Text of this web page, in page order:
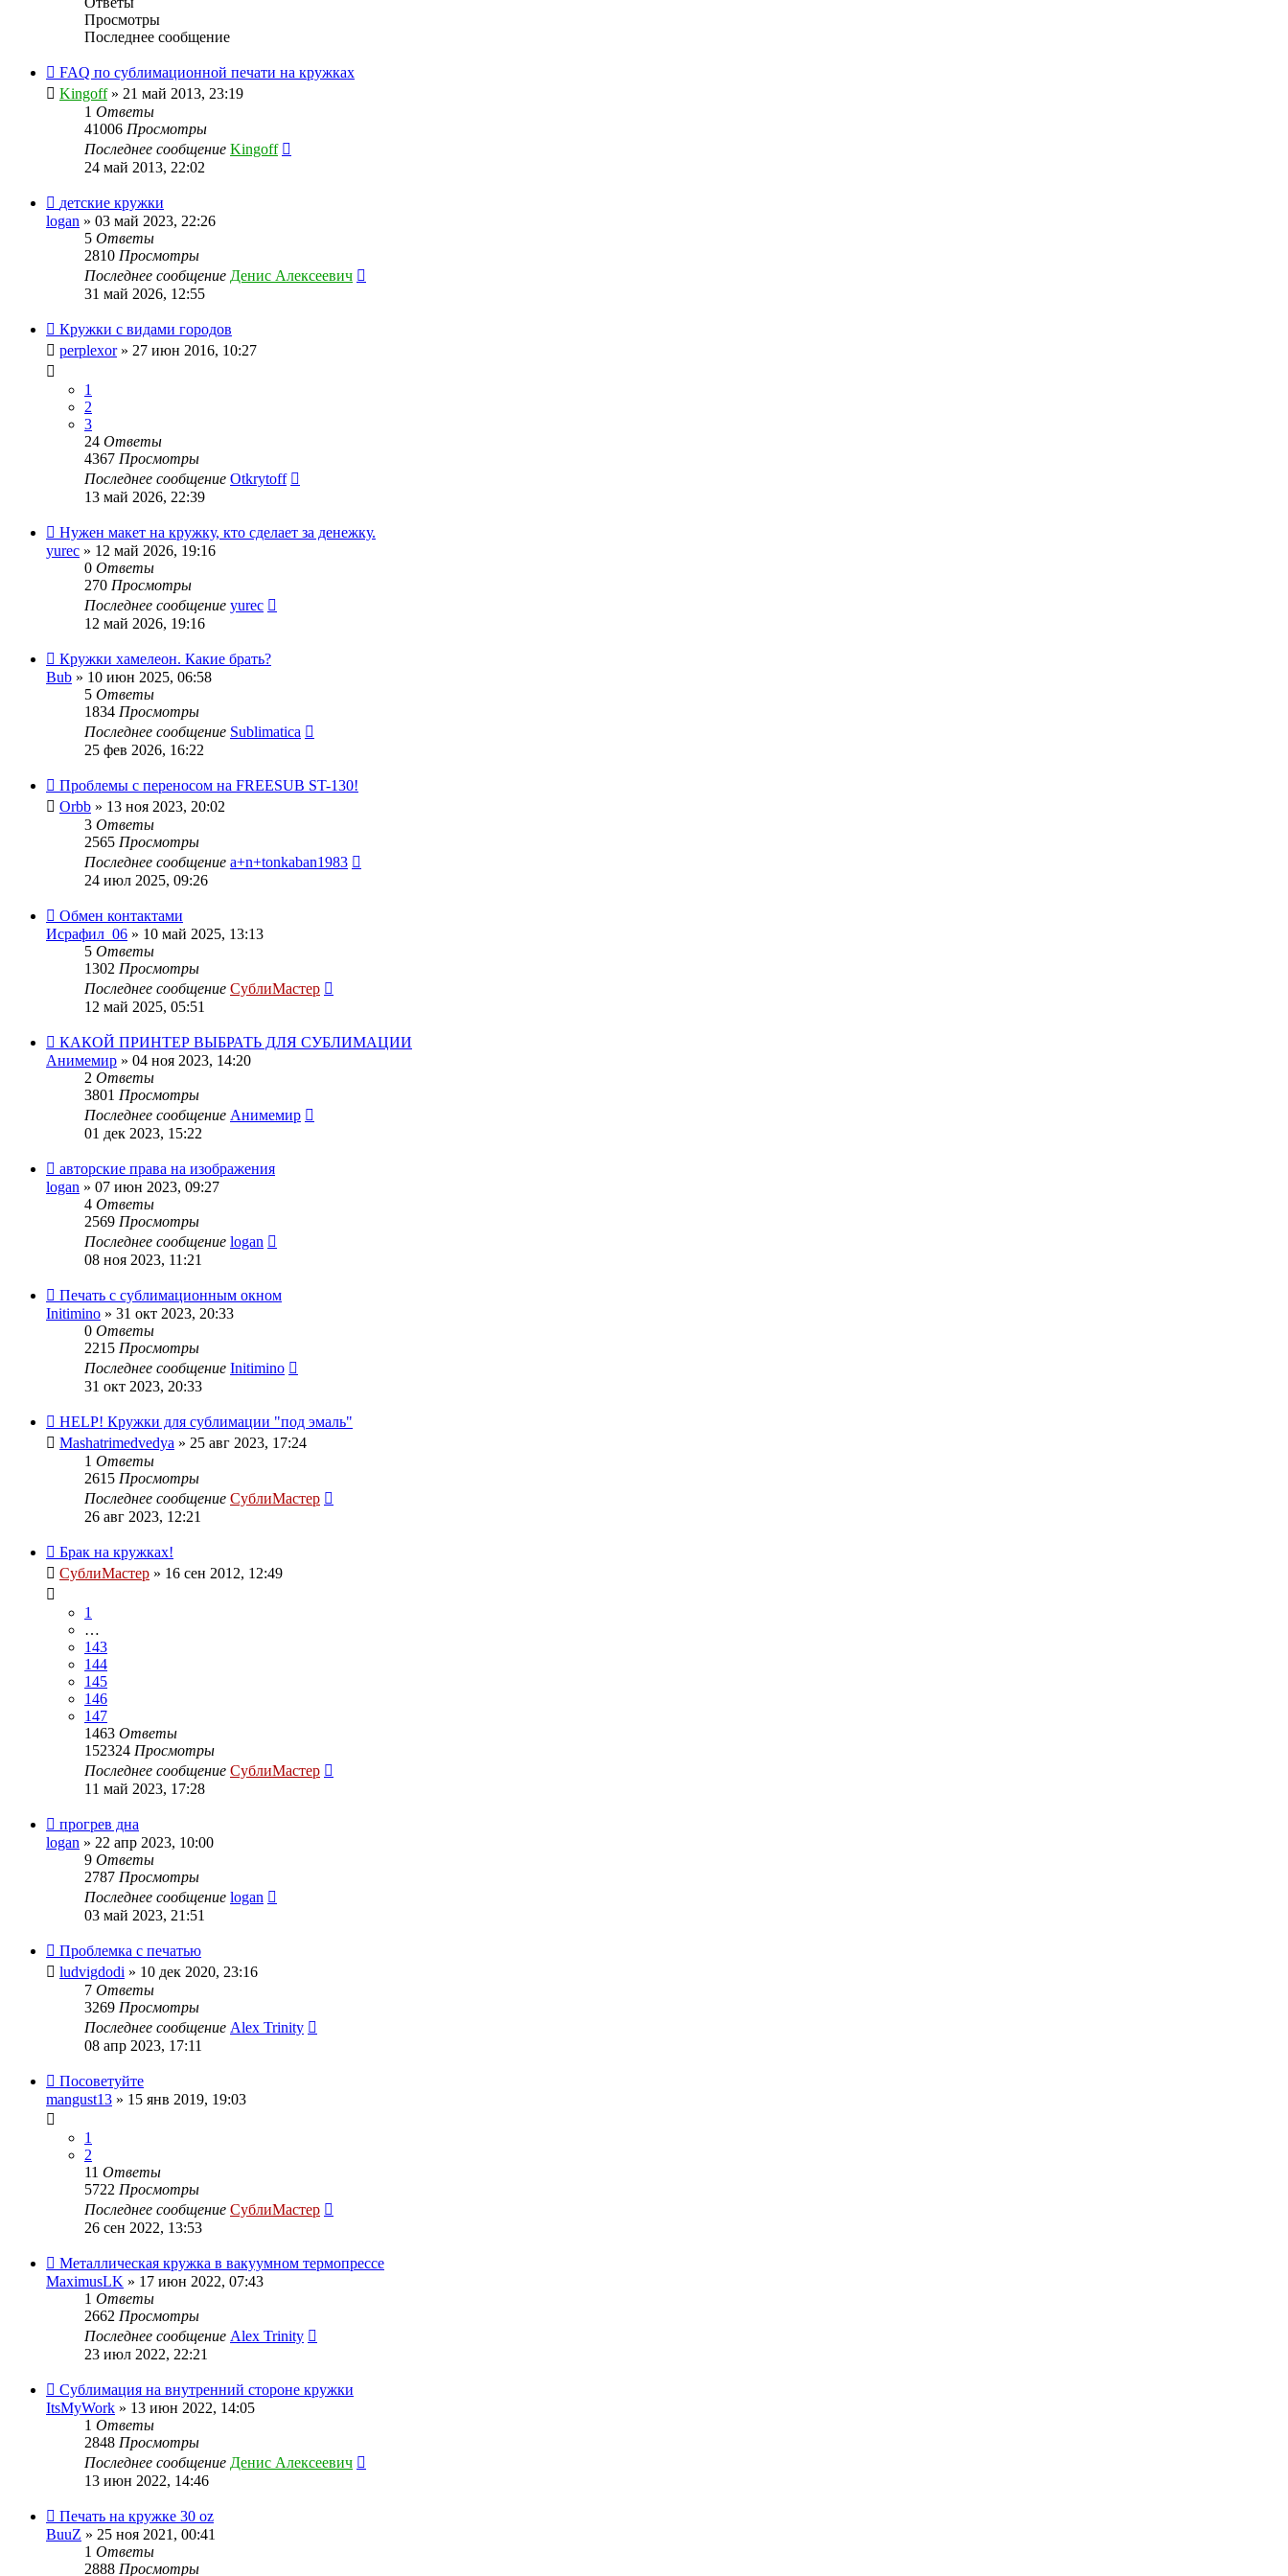
Просмотры
Последнее сообщение
FAQ по сублимационной печати на кружках
Kingoff» 21 май 2013, 23:19
1 Ответы
41006 Просмотры
Последнее сообщение Kingoff
24 май 2013, 22:02
детские кружки
logan » 03 май 2023, 22:26
5 Ответы
2810 Просмотры
Последнее сообщение Денис Алексеевич
31 май 2026, 12:55
Кружки с видами городов
perplexor» 27 июн 2016, 10:27
1
2
3
24 Ответы
4367 Просмотры
Последнее сообщение Otkrytoff
13 май 2026, 22:39
Нужен макет на кружку, кто сделает за денежку.
yurec » 12 май 2026, 19:16
0 Ответы
270 Просмотры
Последнее сообщение yurec
12 май 2026, 19:16
Кружки хамелеон. Какие брать?
Bub » 10 июн 2025, 06:58
5 Ответы
1834 Просмотры
Последнее сообщение Sublimatica
25 фев 2026, 16:22
Проблемы с переносом на FREESUB ST-130!
Orbb » 13 ноя 2023, 20:02
3 Ответы
2565 Просмотры
Последнее сообщение a+n+tonkaban1983
24 июл 2025, 09:26
Обмен контактами
Исрафил_06 » 10 май 2025, 13:13
5 Ответы
1302 Просмотры
Последнее сообщение СублиМастер
12 май 2025, 05:51
КАКОЙ ПРИНТЕР ВЫБРАТЬ ДЛЯ СУБЛИМАЦИИ
Анимемир » 04 ноя 2023, 14:20
2 Ответы
3801 Просмотры
Последнее сообщение Анимемир
01 дек 2023, 15:22
авторские права на изображения
logan » 07 июн 2023, 09:27
4 Ответы
2569 Просмотры
Последнее сообщение logan
08 ноя 2023, 11:21
Печать с сублимационным окном
Initimino » 31 окт 2023, 20:33
0 Ответы
2215 Просмотры
Последнее сообщение Initimino
31 окт 2023, 20:33
HELP! Кружки для сублимации "под эмаль"
Mashatrimedvedya » 25 авг 2023, 17:24
1 Ответы
2615 Просмотры
Последнее сообщение СублиМастер
26 авг 2023, 12:21
Брак на кружках!
СублиМастер » 16 сен 2012, 12:49
1
…
143
144
145
146
147
1463 Ответы
152324 Просмотры
Последнее сообщение СублиМастер
11 май 2023, 17:28
прогрев дна
logan » 22 апр 2023, 10:00
9 Ответы
2787 Просмотры
Последнее сообщение logan
03 май 2023, 21:51
Проблемка с печатью
ludvigdodi » 10 дек 2020, 23:16
7 Ответы
3269 Просмотры
Последнее сообщение Alex Trinity
08 апр 2023, 17:11
Посоветуйте
mangust13 » 15 янв 2019, 19:03
1
2
11 Ответы
5722 Просмотры
Последнее сообщение СублиМастер
26 сен 2022, 13:53
Металлическая кружка в вакуумном термопрессе
MaximusLK » 17 июн 2022, 07:43
1 Ответы
2662 Просмотры
Последнее сообщение Alex Trinity
23 июл 2022, 22:21
Сублимация на внутренний стороне кружки
ItsMyWork » 13 июн 2022, 14:05
1 Ответы
2848 Просмотры
Последнее сообщение Денис Алексеевич
13 июн 2022, 14:46
Печать на кружке 30 oz
BuuZ » 25 ноя 2021, 00:41
1 Ответы
2888 Просмотры